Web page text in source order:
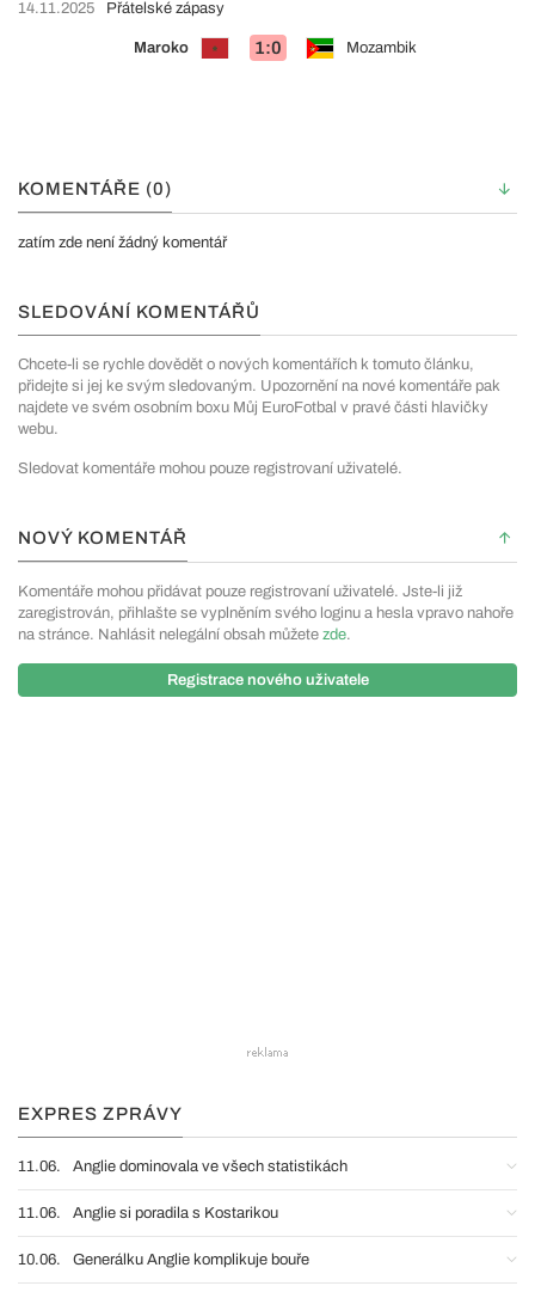
14.11.2025
Maroko 1:0 Mozambik
Přátelské zápasy
KOMENTÁŘE (0)
zatím zde není žádný komentář
SLEDOVÁNÍ KOMENTÁŘŮ
Chcete-li se rychle dovědět o nových komentářích k tomuto článku,
přidejte si jej ke svým sledovaným. Upozornění na nové komentáře pak
najdete ve svém osobním boxu Můj EuroFotbal v pravé části hlavičky
webu.
Sledovat komentáře mohou pouze registrovaní uživatelé.
NOVÝ KOMENTÁŘ
Komentáře mohou přidávat pouze registrovaní uživatelé. Jste-li již
zaregistrován, přihlašte se vyplněním svého loginu a hesla vpravo nahoře
na stránce. Nahlásit nelegální obsah můžete zde.
Registrace nového uživatele
EXPRES ZPRÁVY
11.06. Anglie dominovala ve všech statistikách
11.06. Anglie si poradila s Kostarikou
10.06. Generálku Anglie komplikuje bouře